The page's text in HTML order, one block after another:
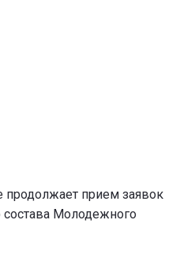
продолжает прием заявок
Молодежного